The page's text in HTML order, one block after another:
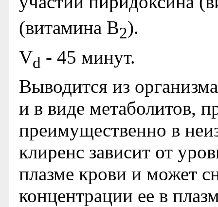
(витамина В2).
Vd - 45 минут.
Выводится из
и в виде метаболитов,
преимущественно в
клиренс зависит от
плазме крови и может
концентрации ее в